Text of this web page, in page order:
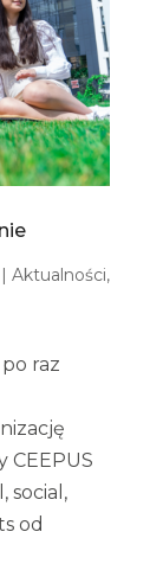
Aktualności,
raz
CEEPUS
social,
od